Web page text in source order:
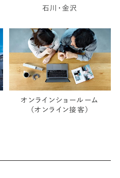
石川・金沢
オンラインショールーム
（オンライン接客）